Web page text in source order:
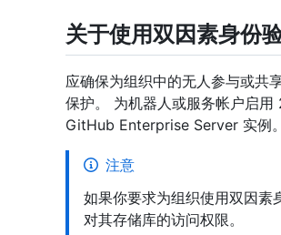
关于使用双因素身份
应确保为组织中的无人参与或共
保护。 为机器人或服务帐户启
GitHub Enterprise Server 实例
注意
如果你要求为组织使用双因素
对其存储库的访问权限。